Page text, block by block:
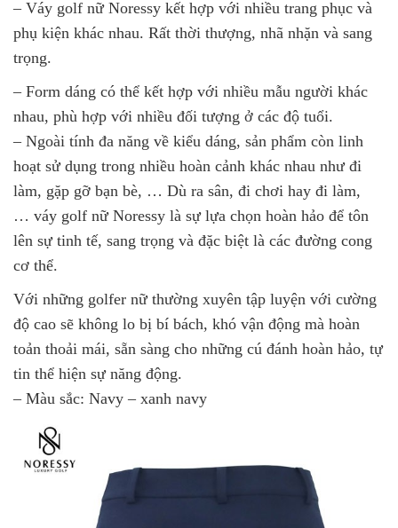
– Váy golf nữ Noressy kết hợp với nhiều trang phục và
phụ kiện khác nhau. Rất thời thượng, nhã nhặn và sang
trọng.
– Form dáng có thể kết hợp với nhiều mẫu người khác
nhau, phù hợp với nhiều đối tượng ở các độ tuổi.
– Ngoài tính đa năng về kiểu dáng, sản phẩm còn linh
hoạt sử dụng trong nhiều hoàn cảnh khác nhau như đi
làm, gặp gỡ bạn bè, … Dù ra sân, đi chơi hay đi làm,
… váy golf nữ Noressy là sự lựa chọn hoàn hảo để tôn
lên sự tinh tế, sang trọng và đặc biệt là các đường cong
cơ thể.
Với những golfer nữ thường xuyên tập luyện với cường
độ cao sẽ không lo bị bí bách, khó vận động mà hoàn
toản thoải mái, sẵn sàng cho những cú đánh hoàn hảo, tự
tin thể hiện sự năng động.
– Màu sắc: Navy – xanh navy